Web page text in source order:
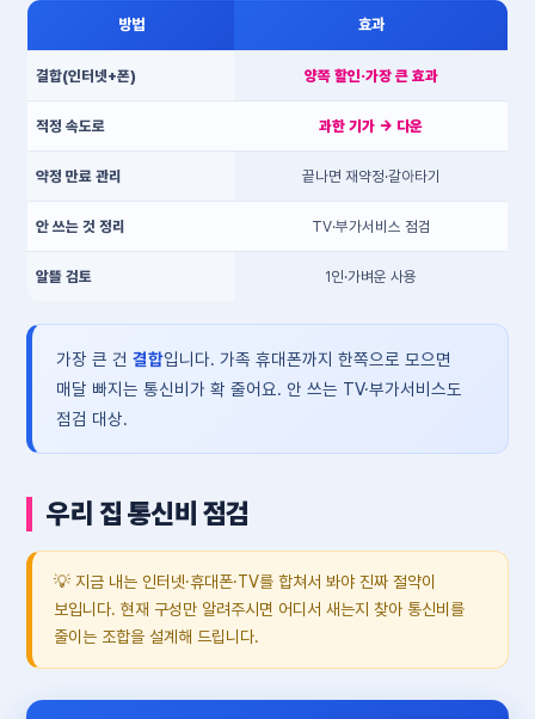
방법 효과
결합(인터넷+폰) 양쪽 할인·가장 큰 효과
적정 속도로 과한 기가 → 다운
약정 만료 관리 끝나면 재약정·갈아타기
안 쓰는 것 정리 TV·부가서비스 점검
알뜰 검토 1인·가벼운 사용
가장 큰 건 결합입니다. 가족 휴대폰까지 한쪽으로 모으면
매달 빠지는 통신비가 확 줄어요. 안 쓰는 TV·부가서비스도
점검 대상.
우리 집 통신비 점검
💡 지금 내는 인터넷·휴대폰·TV를 합쳐서 봐야 진짜 절약이
보입니다. 현재 구성만 알려주시면 어디서 새는지 찾아 통신비를
줄이는 조합을 설계해 드립니다.